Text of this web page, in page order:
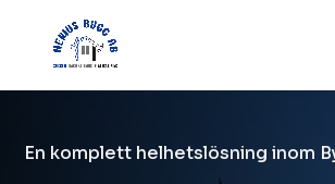
En komplett helhetslösning inom